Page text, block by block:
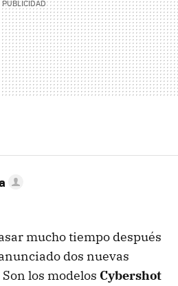
mucho tiempo después
dos nuevas
los modelos Cybershot